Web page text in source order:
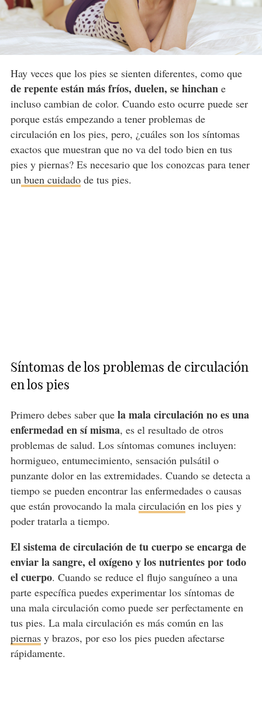
Hay veces que los pies se sienten diferentes, como que
de repente están más fríos, duelen, se hinchane
incluso cambian de color. Cuando esto ocurre puede ser
porque estás empezando a tener problemas de
circulación en los pies, pero, ¿cuáles son los síntomas
exactos que muestran que no va del todo bien en tus
pies y piernas? Es necesario que los conozcas para tener
unbuen cuidadode tus pies.
Síntomas de los problemas de circulación
en los pies
Primero debes saber que la mala circulación no es una
enfermedad en sí misma, es el resultado de otros
problemas de salud. Los síntomas comunes incluyen:
hormigueo, entumecimiento, sensación pulsátil o
punzante dolor en las extremidades. Cuando se detecta a
tiempo se pueden encontrar las enfermedades o causas
que están provocando la mala circulaciónen los pies y
poder tratarla a tiempo.
El sistema de circulación de tu cuerpo se encarga de
enviar la sangre, el oxígeno y los nutrientes por todo
el cuerpo. Cuando se reduce el flujo sanguíneo a una
parte específica puedes experimentar los síntomas de
una mala circulación como puede ser perfectamente en
tus pies. La mala circulación es más común en las
piernasy brazos, por eso los pies pueden afectarse
rápidamente.